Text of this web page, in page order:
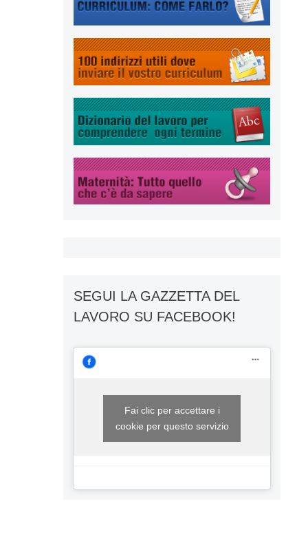
SEGUI LA GAZZETTA DEL
LAVORO SU FACEBOOK!
Fai clic per accettare i
cookie per questo servizio